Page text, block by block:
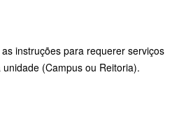
instruções para requerer serviços
(Campus ou Reitoria).